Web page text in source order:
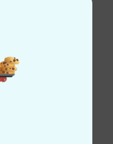
à un sourire